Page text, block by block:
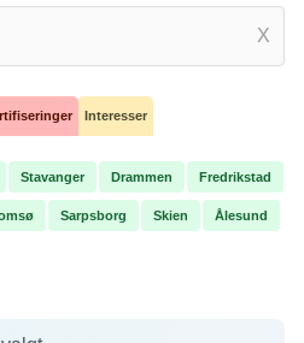
X
Interesser
Stavanger Drammen Fredrikstad
Sarpsborg Skien Ålesund